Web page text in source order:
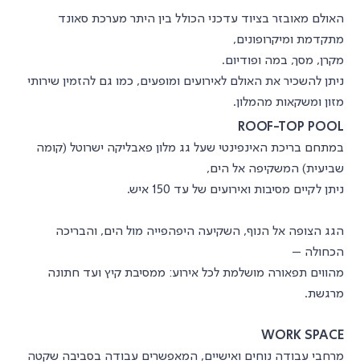
האולם מאובזר בציוד עדכני הכולל בין היתר מערכת סאונד
מתקדמת ומיקרופונים,
מקרן, מסך, במה ופודיום.
ניתן להשכיר את האולם לאירועים ומופעים, כמו גם להזמין שירותי
מזון ומשקאות מהמלון.
ROOF-TOP POOL
במתחם בריכת האינפינטי שעל גג מלון פאבליקה ישרוטל (קומה
שביעית) המשקיפה אל הים,
ניתן לקיים מסיבות ואירועים של עד 150 איש.
הגג הצופה אל הנוף, השקיעה היפהפייה מול הים, והבריכה
הכחולה –
מהווים תפאורה מושלמת לכל אירוע: ממסיבת קיץ ועד חתונה
מרגשת.
WORK SPACE
מרחבי עבודה נוחים ואישיים, המאפשרים עבודה בסביבה שקטה